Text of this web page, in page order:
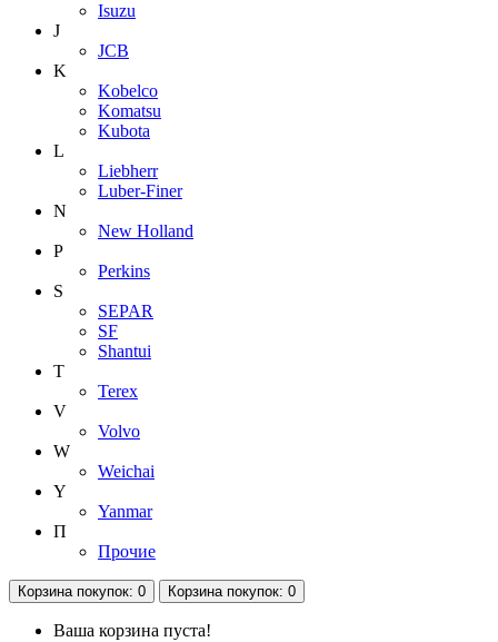
Isuzu
J
JCB
K
Kobelco
Komatsu
Kubota
L
Liebherr
Luber-Finer
N
New Holland
P
Perkins
S
SEPAR
SF
Shantui
T
Terex
V
Volvo
W
Weichai
Y
Yanmar
П
Прочие
Корзинапокупок: 0 Корзинапокупок: 0
Ваша корзина пуста!